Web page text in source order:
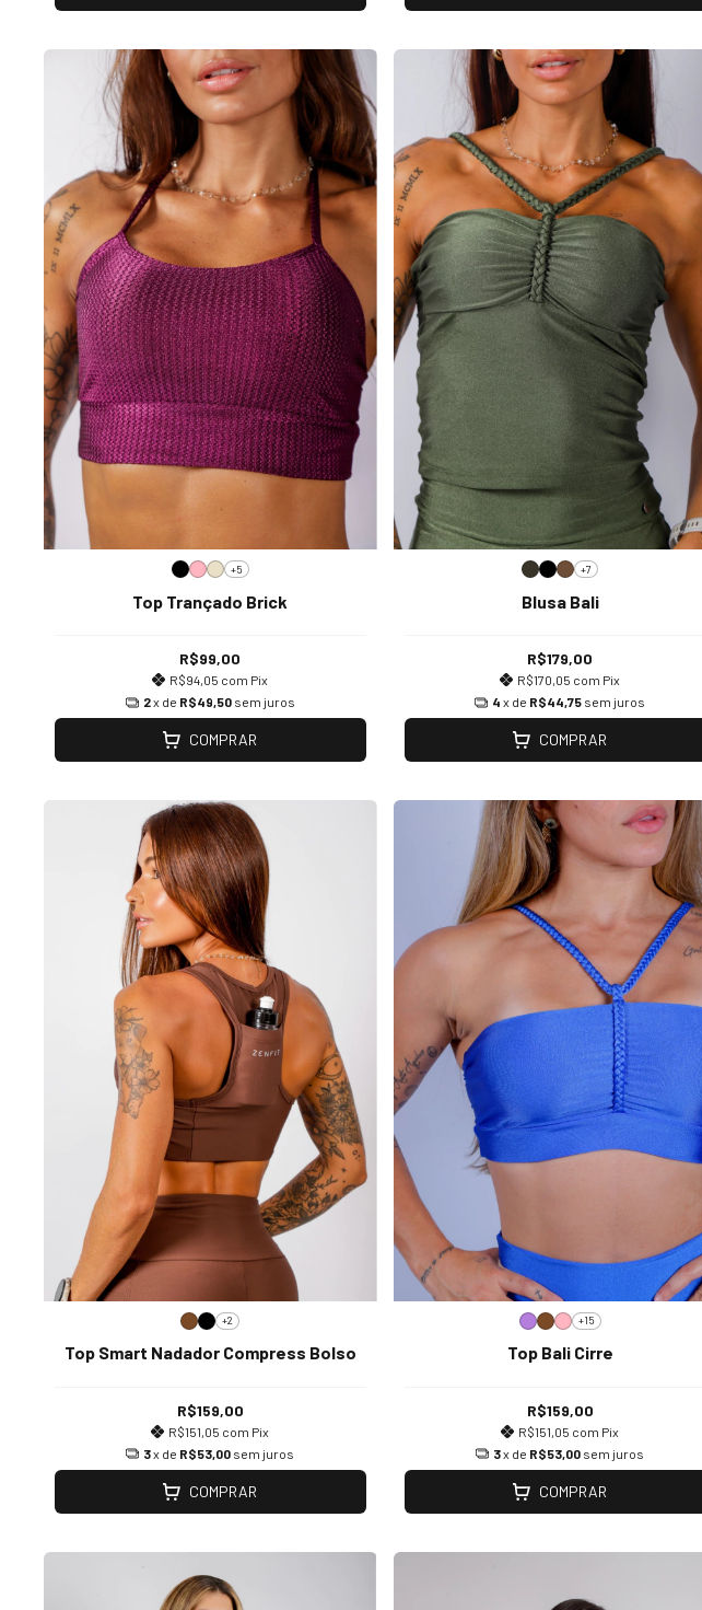
+5
Top Trançado Brick
R$99,00
R$94,05 com Pix
2x de R$49,50 sem juros
COMPRAR
+7
Blusa Bali
R$179,00
R$170,05 com Pix
4 x de R$44,75 sem juros
COMPRAR
+2
Top Smart Nadador Compress Bolso
R$159,00
R$151,05 com Pix
3x de R$53,00 sem juros
COMPRAR
+15
Top Bali Cirre
R$159,00
R$151,05 com Pix
3x de R$53,00 sem juros
COMPRAR